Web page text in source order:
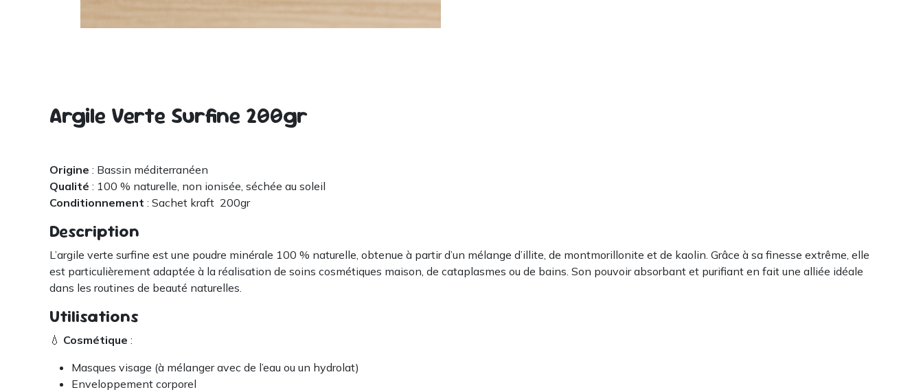
Argile Verte Surfine 200gr
Origine : Bassin méditerranéen
Qualité : 100 % naturelle, non ionisée, séchée au soleil
Conditionnement : Sachet kraft 200gr
Description
L’argile verte surfine est une poudre minérale 100 % naturelle, obtenue à partir d’un mélange d’illite, de montmorillonite et de kaolin. Grâce à sa finesse extrême, elle
est particulièrement adaptée à la réalisation de soins cosmétiques maison, de cataplasmes ou de bains. Son pouvoir absorbant et purifiant en fait une alliée idéale
dans les routines de beauté naturelles.
Utilisations
💧 Cosmétique :
Masques visage (à mélanger avec de l’eau ou un hydrolat)
Enveloppement corporel